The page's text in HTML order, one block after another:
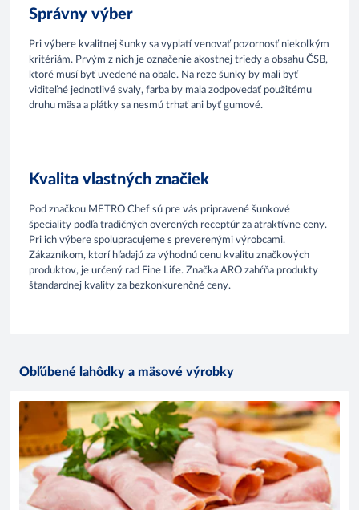
Správny výber
Pri výbere kvalitnej šunky sa vyplatí venovať pozornosť niekoľkým
kritériám. Prvým z nich je označenie akostnej triedy a obsahu ČSB,
ktoré musí byť uvedené na obale. Na reze šunky by mali byť
viditeľné jednotlivé svaly, farba by mala zodpovedať použitému
druhu mäsa a plátky sa nesmú trhať ani byť gumové.
Kvalita vlastných značiek
Pod značkou METRO Chef sú pre vás pripravené šunkové
špeciality podľa tradičných overených receptúr za atraktívne ceny.
Pri ich výbere spolupracujeme s preverenými výrobcami.
Zákazníkom, ktorí hľadajú za výhodnú cenu kvalitu značkových
produktov, je určený rad Fine Life. Značka ARO zahŕňa produkty
štandardnej kvality za bezkonkurenčné ceny.
Obľúbené lahôdky a mäsové výrobky